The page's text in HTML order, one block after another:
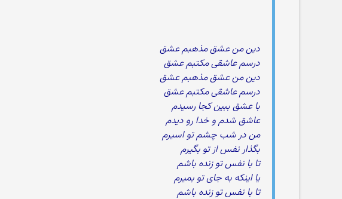
دین من عشق مذهبم عشق
درسم عاشقی مکتبم عشق
دین من عشق مذهبم عشق
درسم عاشقی مکتبم عشق
با عشق ببین کجا رسیدم
عاشق شدم و خدا رو دیدم
من در شب چشم تو اسیرم
بگذار نفس از تو بگیرم
تا با نفس تو زنده باشم
یا اینکه به جای تو بمیرم
تا با نفس تو زنده باشم